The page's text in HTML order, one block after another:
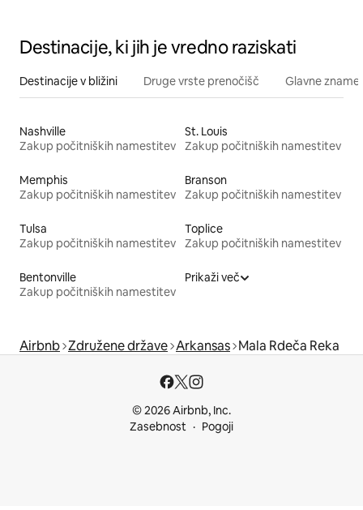
Destinacije, ki jih je vredno raziskati
Destinacije v bližini Druge vrste prenočišč Glavne
Nashville
Zakup počitniških namestitev
St. Louis
Zakup počitniških namestitev
Memphis
Zakup počitniških namestitev
Branson
Zakup počitniških namestitev
Tulsa
Zakup počitniških namestitev
Toplice
Zakup počitniških namestitev
Bentonville
Zakup počitniških namestitev
Prikaži več
Airbnb Združene države Arkansas Mala Rdeča Reka
© 2026 Airbnb, Inc.
Zasebnost
Pogoji